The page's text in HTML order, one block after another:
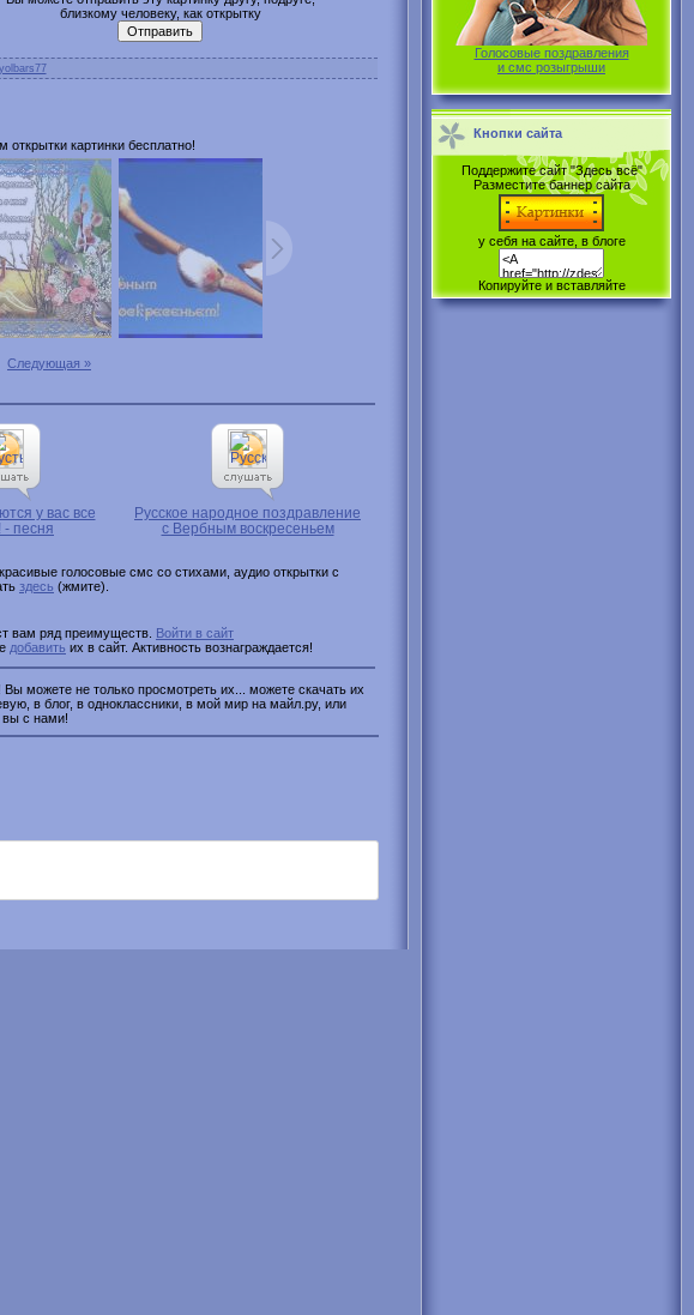
близкому человеку, как открытку
yolbars77
картинки бесплатно!
Следующая »
у вас все
- песня
Русское народное поздравление
с Вербным воскресеньем
голосовые смс со стихами, аудио открытки с
здесь (жмите).
вам ряд преимуществ. Войти в сайт
добавить их в сайт. Активность вознаграждается!
можете не только просмотреть их... можете скачать их
в блог, в одноклассники, в мой мир на майл.ру, или
вы с нами!
Голосовые поздравления
и смс розыгрыши
Кнопки сайта
Поддержите сайт "Здесь всё"
Разместите баннер сайта
у себя на сайте, в блоге
Копируйте и вставляйте